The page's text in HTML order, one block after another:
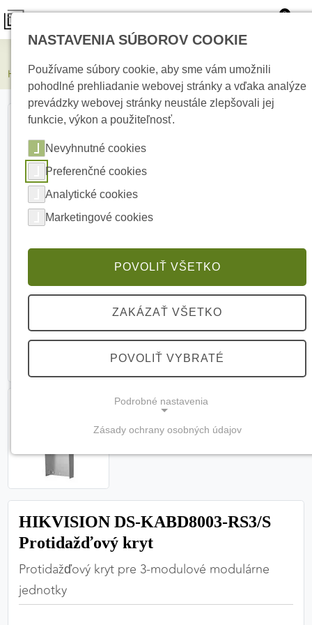
0
HIKVISION DS-KABD8003-RS3/S Protidažďový kryt
HIKVISION DS-KABD8003-RS3/S
Protidažďový kryt
Protidažďový kryt pre 3-modulové modulárne
jednotky
NASTAVENIA SÚBOROV COOKIE
Používame súbory cookie, aby sme vám umožnili
pohodlné prehliadanie webovej stránky a vďaka analýze
prevádzky webovej stránky neustále zlepšovali jej
funkcie, výkon a použiteľnosť.
Nevyhnutné cookies
Preferenčné cookies
Analytické cookies
Marketingové cookies
POVOLIŤ VŠETKO
ZAKÁZAŤ VŠETKO
POVOLIŤ VYBRATÉ
Podrobné nastavenia
(vždy aktívne, nemožno vypnúť)
Tieto cookies sú potrebné na správne fungovanie
zabezpečiť jej plnú funkčnosť.
Zásady ochrany osobných údajov